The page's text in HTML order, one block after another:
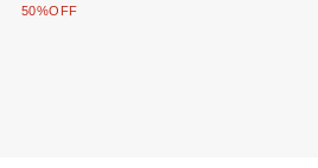
50%OFF